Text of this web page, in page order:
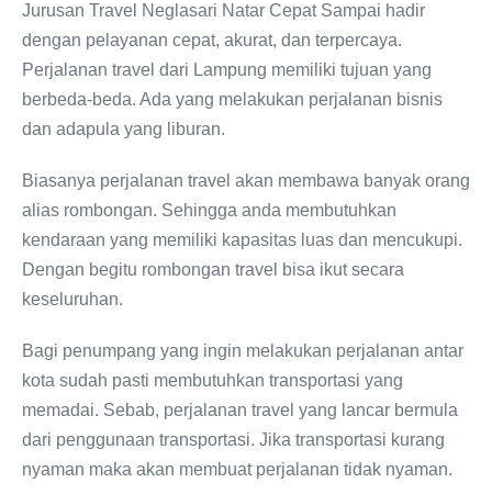
Jurusan Travel Neglasari Natar Cepat Sampai hadir
dengan pelayanan cepat, akurat, dan terpercaya.
Perjalanan travel dari Lampung memiliki tujuan yang
berbeda-beda. Ada yang melakukan perjalanan bisnis
dan adapula yang liburan.
Biasanya perjalanan travel akan membawa banyak orang
alias rombongan. Sehingga anda membutuhkan
kendaraan yang memiliki kapasitas luas dan mencukupi.
Dengan begitu rombongan travel bisa ikut secara
keseluruhan.
Bagi penumpang yang ingin melakukan perjalanan antar
kota sudah pasti membutuhkan transportasi yang
memadai. Sebab, perjalanan travel yang lancar bermula
dari penggunaan transportasi. Jika transportasi kurang
nyaman maka akan membuat perjalanan tidak nyaman.